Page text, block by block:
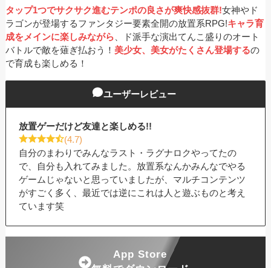
タップ1つでサクサク進むテンポの良さが爽快感抜群!女神やド
ラゴンが登場するファンタジー要素全開の放置系RPG!キャラ育
成をメインに楽しみながら 、ド派手な演出てんこ盛りのオート
バトルで敵を薙ぎ払おう！ 美少女、美女がたくさん登場するの
で育成も楽しめる！
ユーザーレビュー
放置ゲーだけど友達と楽しめる!!
(4.7)
自分のまわりでみんなラスト・ラグナロクやってたの
で、自分も入れてみました。放置系なんかみんなでやる
ゲームじゃないと思っていましたが、マルチコンテンツ
がすごく多く、最近では逆にこれは人と遊ぶものと考え
ています笑
App Store